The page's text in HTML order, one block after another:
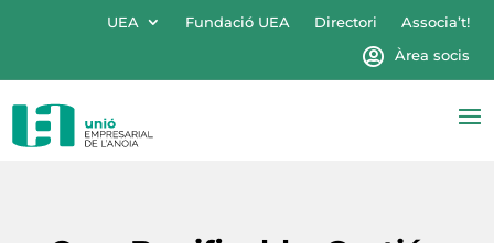
UEA Fundació UEA Directori
Associa’t!
Àrea socis